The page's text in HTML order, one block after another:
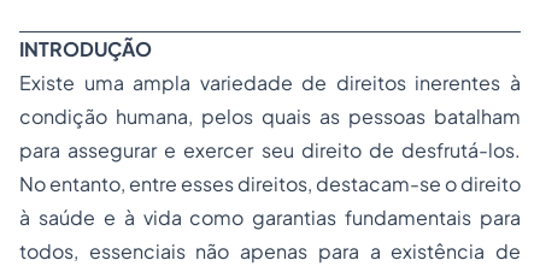
INTRODUÇÃO
Existe uma ampla variedade de direitos inerentes à
condição humana, pelos quais as pessoas batalham
para assegurar e exercer seu direito de desfrutá-los.
No entanto, entre esses direitos, destacam-se o direito
à saúde e à vida como garantias fundamentais para
todos, essenciais não apenas para a existência de